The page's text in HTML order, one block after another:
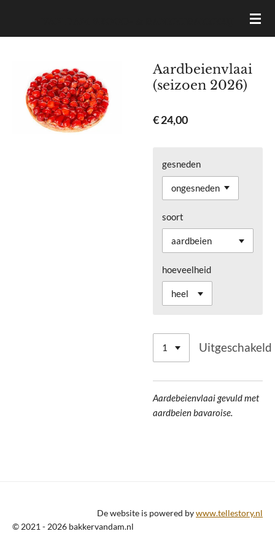
hoofdinhoud
Aardbeienvlaai
(seizoen 2026)
€ 24,00
gesneden
soort
hoeveelheid
Uitgeschakeld
Aardebeienvlaai gevuld met
aardbeien bavaroise.
De website is powered bywww.tellestory.nl
© 2021 - 2026 bakkervandam.nl